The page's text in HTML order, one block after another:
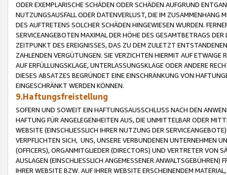
ODER EXEMPLARISCHE SCHÄDEN ODER SCHÄDEN AUFGRUND
NUTZUNGSAUSFALL ODER DATENVERLUST, DIE IM ZUSAMMENHANG
DES AUFTRETENS SOLCHER SCHÄDEN HINGEWIESEN WURDEN.
SERVICEANGEBOTEN MAXIMAL DER HÖHE DES GESAMTBETRAGS
ZEITPUNKT DES EREIGNISSES, DAS ZU DEM ZULETZT
ZAHLENDEN VERGÜTUNGEN. SIE VERZICHTEN HIERMIT AUF
AUF ERFÜLLUNGSKLAGE, UNTERLASSUNGSKLAGE ODER ANDERE
DIESES ABSATZES BEGRÜNDET EINE EINSCHRÄNKUNG VON
EINGESCHRÄNKT WERDEN KÖNNEN.
9.Haftungsfreistellung
SOFERN UND SOWEIT EIN HAFTUNGSAUSSCHLUSS NACH DEN
HAFTUNG FÜR ANGELEGENHEITEN AUS, DIE UNMITTELBAR ODER
WEBSITE (EINSCHLIESSLICH IHRER NUTZUNG DER
VERPFLICHTEN SICH, UNS, UNSERE VERBUNDENEN UNTERNEHMEN
(OFFICERS), ORGANMITGLIEDER (DIRECTORS) UND VERTRETER VON
AUSLAGEN (EINSCHLIESSLICH ANGEMESSENER
IHRER WEBSITE BZW. AUF IHRER WEBSITE ERSCHEINENDEM